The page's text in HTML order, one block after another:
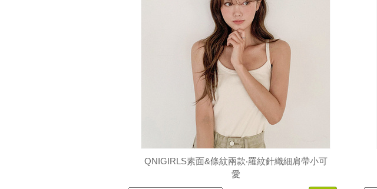
QNIGIRLS素面&條紋兩款‧羅紋針織細肩帶小可
愛